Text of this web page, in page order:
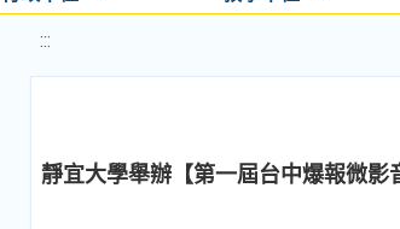
:::
靜宜大學舉辦【第一屆台中爆報微